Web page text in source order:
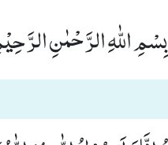
بِسْمِ اللّٰهِ الرَّحْمٰنِ